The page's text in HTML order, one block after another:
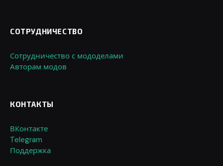
СОТРУДНИЧЕСТВО
Сотрудничество с мододелами
Авторам модов
КОНТАКТЫ
ВКонтакте
Telegram
Поддержка